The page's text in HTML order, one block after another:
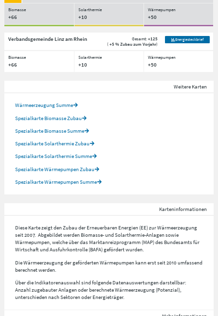
Biomasse Solarthermie Wärmepumpen
+66 +10 +50
Verbandsgemeinde Linz am Rhein Gesamt:+125
(+5 % Zubau zum Vorjahr)
Energiesteckbrief
Biomasse Solarthermie Wärmepumpen
+66 +10 +50
Weitere Karten
Wärmeerzeugung Summe
Spezialkarte Biomasse Zubau
Spezialkarte Biomasse Summe
Spezialkarte Solarthermie Zubau
Spezialkarte Solarthermie Summe
Spezialkarte Wärmepumpen Zubau
Spezialkarte Wärmepumpen Summe
Karteninformationen
Diese Karte zeigt den Zubau der Erneuerbaren Energien (EE) zur Wärmeerzeugung
seit 2007. Abgebildet werden Biomasse- und Solarthermie-Anlagen sowie
Wärmepumpen, welche über das Marktanreizprogramm (MAP) des Bundesamts für
Wirtschaft und Ausfuhrkontrolle (BAFA) gefördert wurden.
Die Wärmeerzeugung der geförderten Wärmepumpen kann erst seit 2010 umfassend
berechnet werden.
Über die Indikatorenauswahl sind folgende Datenauswertungen darstellbar:
Anzahl zugebauter Anlagen oder berechnete Wärmeerzeugung (Potenzial),
unterschieden nach Sektoren oder Energieträger.